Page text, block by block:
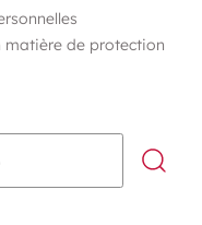
de protection